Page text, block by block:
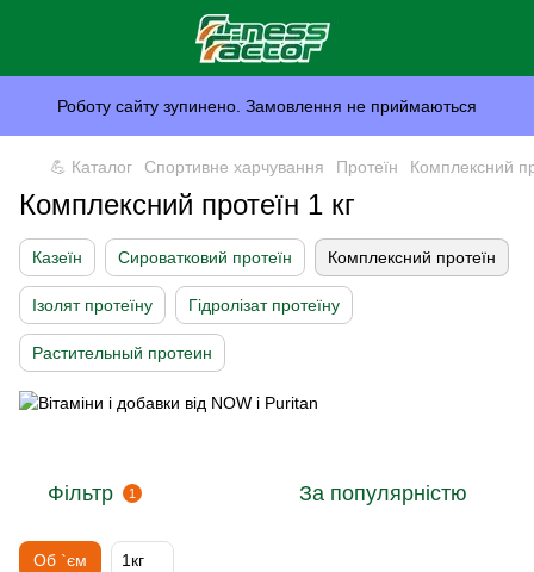
Роботу сайту зупинено. Замовлення не приймаються
💪 Каталог Спортивне харчування Протеїн Комплексний
Комплексний протеїн 1 кг
Казеїн Сироватковий протеїн Комплексний протеїн
Ізолят протеїну Гідролізат протеїну
Растительный протеин
Фільтр 1 За популярністю
Об `єм 1кг